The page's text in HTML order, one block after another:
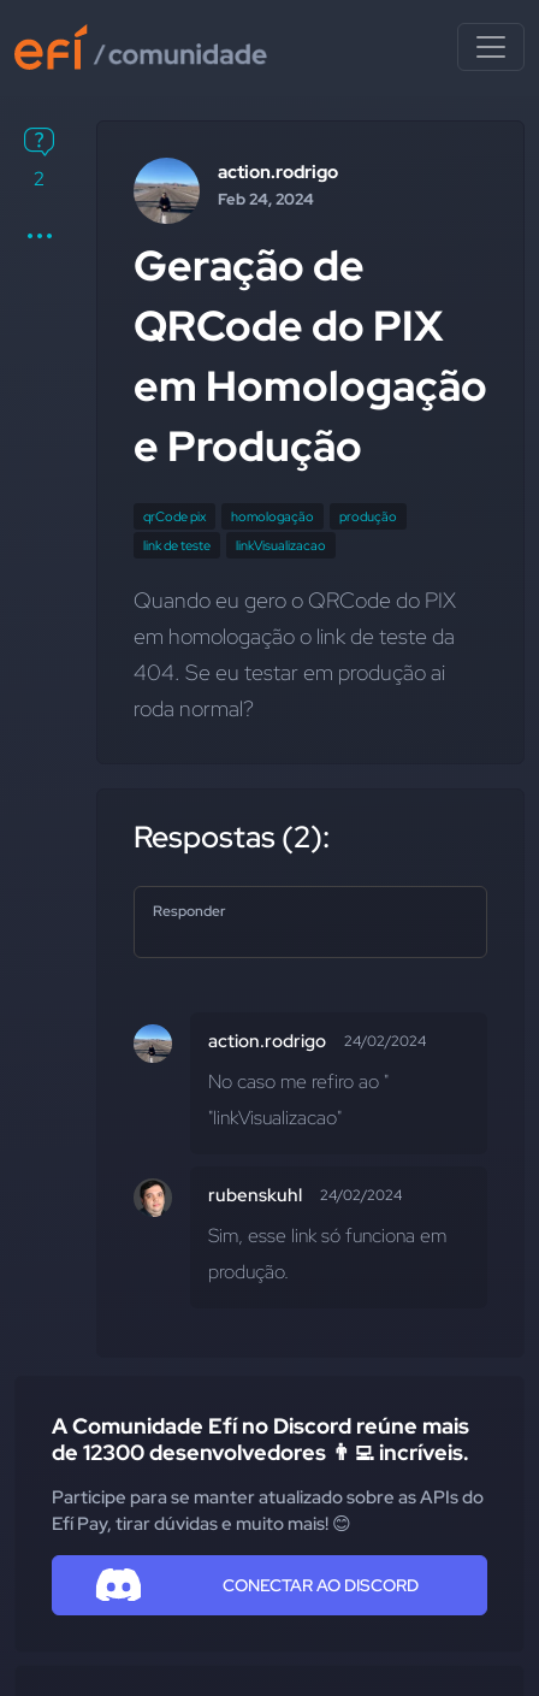
2 action.rodrigo
Feb 24, 2024
Geração de
QRCode do PIX
em Homologação
e Produção
qrCode pix homologação
produção
link de teste
linkVisualizacao
Quando eu gero o QRCode do PIX
em homologação o link de teste da
404. Se eu testar em produção ai
roda normal?
Respostas (2):
Responder
action.rodrigo 24/02/2024
No caso me refiro ao "
"linkVisualizacao"
rubenskuhl 24/02/2024
Sim, esse link só funciona em
produção.
A Comunidade Efí no Discord reúne mais
de 12300 desenvolvedores 👨‍💻 incríveis.
Participe para se manter atualizado sobre as APIs do
Efí Pay, tirar dúvidas e muito mais! 😊
CONECTAR AO DISCORD